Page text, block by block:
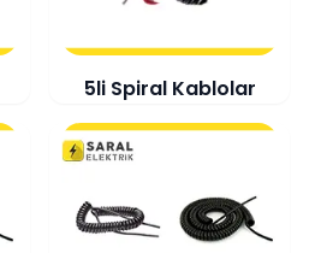
5li Spiral Kablolar